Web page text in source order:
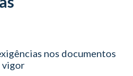
nos documentos
vigor